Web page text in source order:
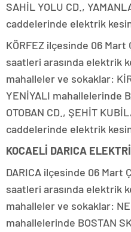
SAHİL YOLU CD.,
caddelerinde elektrik
KÖRFEZ ilçesinde 06 Mart
saatleri arasında elektrik
mahalleler ve sokaklar:
YENİYALI mahallelerinde
OTOBAN CD., ŞEHİT
caddelerinde elektrik
KOCAELİ DARICA
DARICA ilçesinde 06 Mart
saatleri arasında elektrik
mahalleler ve sokaklar:
mahallelerinde BOSTAN